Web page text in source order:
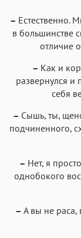
– Естественно.
в большинстве
отличие
– Как и
развернулся
себя
– Сышь, ты,
подчиненного,
– Нет, я
однобокого
– А вы не раса,